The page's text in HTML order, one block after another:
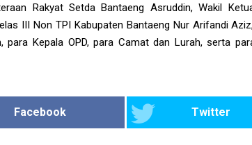
Rakyat Setda Bantaeng Asruddin, Wakil
III Non TPI Kabupaten Bantaeng Nur Arifandi
Kepala OPD, para Camat dan Lurah, serta
Facebook Twitter